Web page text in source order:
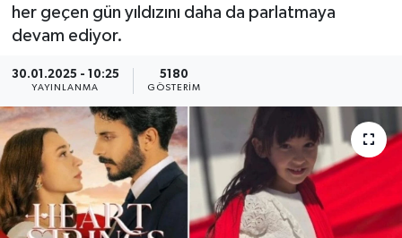
her geçen gün yıldızını daha da parlatmaya
devam ediyor.
30.01.2025 - 10:25
YAYINLANMA
5180
GÖSTERIM
GÖKTÜRK
KEMERBURGAZ
KÜLTÜR - SANAT
MAGAZİN